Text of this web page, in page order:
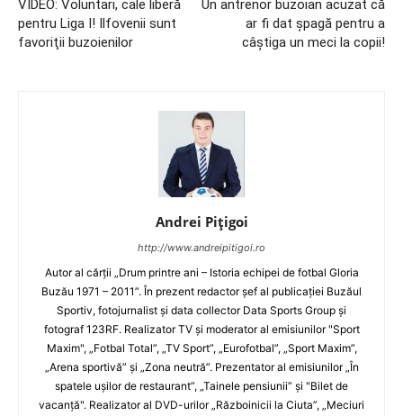
VIDEO: Voluntari, cale liberă
pentru Liga I! Ilfovenii sunt
favoriţii buzoienilor
Un antrenor buzoian acuzat că
ar fi dat şpagă pentru a
câştiga un meci la copii!
Andrei Pițigoi
http://www.andreipitigoi.ro
Autor al cărţii „Drum printre ani – Istoria echipei de fotbal Gloria
Buzău 1971 – 2011”. În prezent redactor şef al publicaţiei Buzăul
Sportiv, fotojurnalist şi data collector Data Sports Group şi
fotograf 123RF. Realizator TV şi moderator al emisiunilor "Sport
Maxim", „Fotbal Total”, „TV Sport”, „Eurofotbal”, „Sport Maxim”,
„Arena sportivă” şi „Zona neutră”. Prezentator al emisiunilor „În
spatele uşilor de restaurant”, „Tainele pensiunii” şi "Bilet de
vacanţă". Realizator al DVD-urilor „Războinicii la Ciuta”, „Meciuri